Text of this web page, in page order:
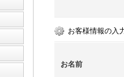
お客様情報の入
お名前